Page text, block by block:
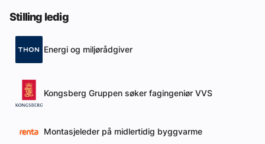
Stilling ledig
Energi og miljørådgiver
Kongsberg Gruppen søker fagingeniør VVS
Montasjeleder på midlertidig byggvarme